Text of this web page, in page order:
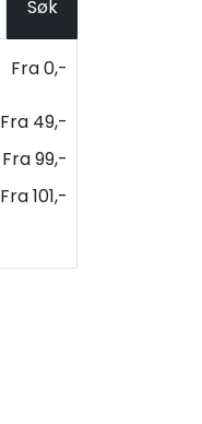
Søk
Fra 0,-
Fra 49,-
Fra 99,-
Fra 101,-